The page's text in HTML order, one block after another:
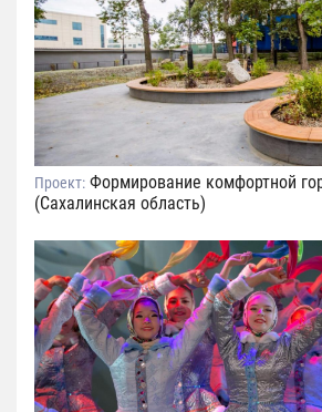
Проект: Формирование комфортной
(Сахалинская область)